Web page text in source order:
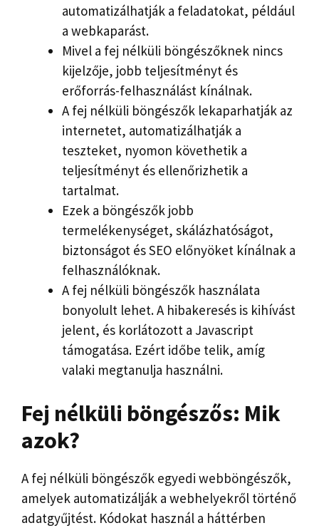
automatizálhatják a feladatokat, például
a webkaparást.
Mivel a fej nélküli böngészőknek nincs
kijelzője, jobb teljesítményt és
erőforrás-felhasználást kínálnak.
A fej nélküli böngészők lekaparhatják az
internetet, automatizálhatják a
teszteket, nyomon követhetik a
teljesítményt és ellenőrizhetik a
tartalmat.
Ezek a böngészők jobb
termelékenységet, skálázhatóságot,
biztonságot és SEO előnyöket kínálnak a
felhasználóknak.
A fej nélküli böngészők használata
bonyolult lehet. A hibakeresés is kihívást
jelent, és korlátozott a Javascript
támogatása. Ezért időbe telik, amíg
valaki megtanulja használni.
Fej nélküli böngészős: Mik
azok?
A fej nélküli böngészők egyedi webböngészők,
amelyek automatizálják a webhelyekről történő
adatgyűjtést. Kódokat használ a háttérben